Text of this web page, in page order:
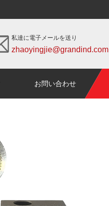
私達に電子メールを送り
zhaoyingjie@grandind.com
お問い合わせ